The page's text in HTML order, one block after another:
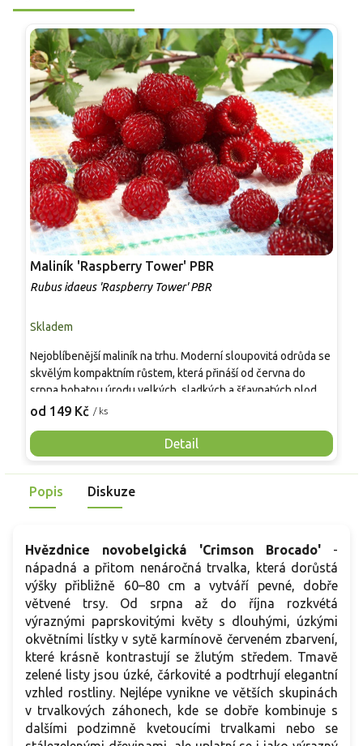
Maliník 'Raspberry Tower' PBR
Rubus idaeus 'Raspberry Tower' PBR
Skladem
od 149 Kč / ks
Detail
Nejoblíbenější maliník na trhu. Moderní sloupovitá odrůda se
skvělým kompaktním růstem, která přináší od června do
srpna bohatou úrodu velkých, sladkých a šťavnatých plodů.
Pevné vzpřímené výhony tvoří elegantní habitus bez
Mrazuvzdornost do −25 °C a spolehlivá vitalita z něj dělají
skvělou volbu pro každého pěstitele.
Popis Diskuze
Hvězdnice novobelgická 'Crimson Brocado'-
nápadná a přitom nenáročná trvalka, která dorůstá
výšky přibližně 60–80 cm a vytváří pevné, dobře
větvené trsy. Od srpna až do října rozkvétá
výraznými paprskovitými květy s dlouhými, úzkými
okvětními lístky v sytě karmínově červeném zbarvení,
které krásně kontrastují se žlutým středem. Tmavě
zelené listy jsou úzké, čárkovité a podtrhují elegantní
vzhled rostliny. Nejlépe vynikne ve větších skupinách
v trvalkových záhonech, kde se dobře kombinuje s
dalšími podzimně kvetoucími trvalkami nebo se